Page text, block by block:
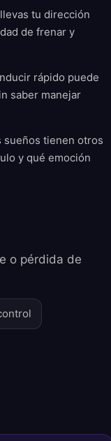
tu dirección
de frenar y
rápido puede
saber manejar
sueños tienen otros
y qué emoción
o pérdida de